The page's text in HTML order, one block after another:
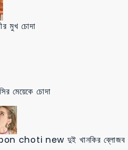
মুখ চোদা
মেয়েকে চোদা
choti new দুই খানকির ব্লোজব